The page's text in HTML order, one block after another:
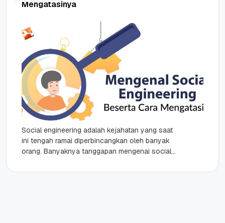
Mengatasinya
Social engineering adalah kejahatan yang saat
ini tengah ramai diperbincangkan oleh banyak
orang. Banyaknya tanggapan mengenai social
semacam ini...